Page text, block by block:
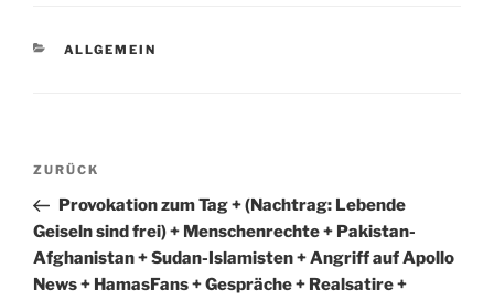
KATEGORIEN
ALLGEMEIN
Beitragsnavigation
Vorheriger
Beitrag
ZURÜCK
Provokation zum Tag + (Nachtrag: Lebende
Geiseln sind frei) + Menschenrechte + Pakistan-
Afghanistan + Sudan-Islamisten + Angriff auf Apollo
News + HamasFans + Gespräche + Realsatire +